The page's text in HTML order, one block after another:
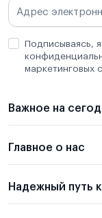
Подписываясь,
маркетинговых
Важное на
Главное о нас
Надежный путь